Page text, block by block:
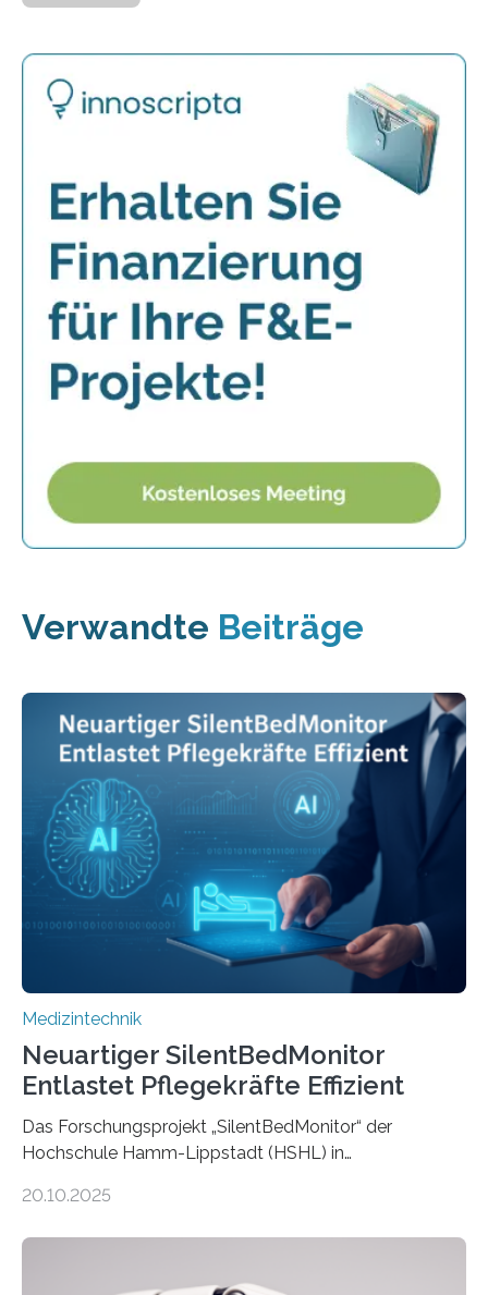
Verwandte Beiträge
Medizintechnik
Neuartiger SilentBedMonitor
Entlastet Pflegekräfte Effizient
Das Forschungsprojekt „SilentBedMonitor“ der
Hochschule Hamm-Lippstadt (HSHL) in
auf Personen ab, die bettlägerig sind oder in ihrer
Entwicklung der Sensorik und Datenübertragung. Die
20.10.2025